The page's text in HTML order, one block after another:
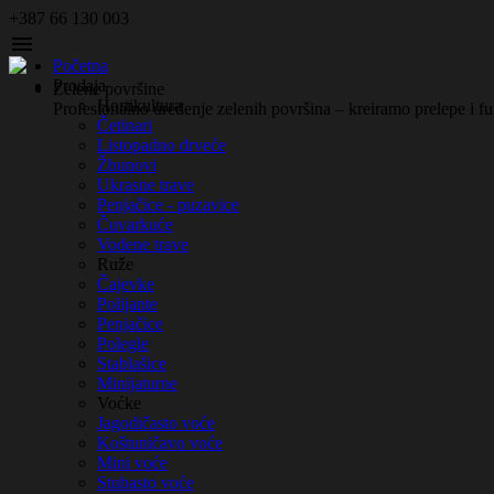
+387 66 130 003
Početna
Prodaja
Hortikultura
Četinari
Listopadno drveće
Žbunovi
Ukrasne trave
Penjačice - puzavice
Čuvarkuće
Vodene trave
Ruže
Čajevke
Polijante
Penjačice
Polegle
Stablašice
Minijaturne
Voćke
Jagodičasto voće
Koštuničavo voće
Mini voće
Stubasto voće

Zelene površine
Profesionalno uređenje zelenih površina – kreiramo prelepe i